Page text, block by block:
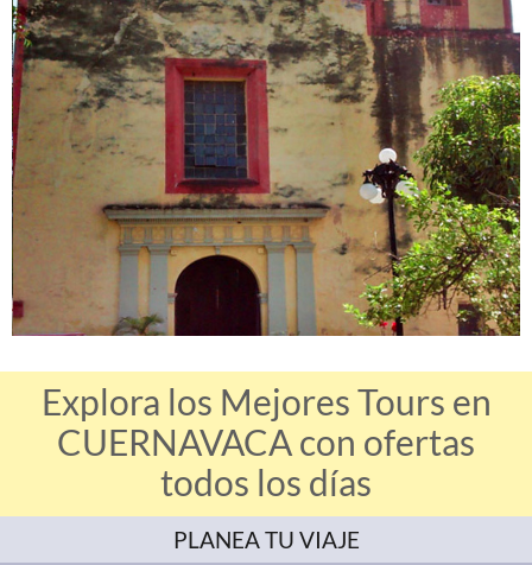
Explora los Mejores Tours en
CUERNAVACA con ofertas
todos los días
PLANEA TU VIAJE